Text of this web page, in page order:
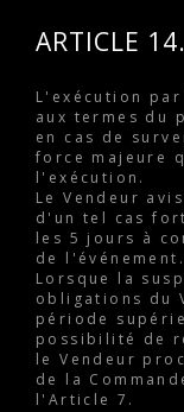
ARTICLE
L'exécution
aux termes du
en cas de
force majeure
l'exécution.
Le Vendeur
d'un tel cas
les 5 jours à
de l'événement.
Lorsque la
obligations du
période
possibilité de
le Vendeur
de la
l'Article 7.